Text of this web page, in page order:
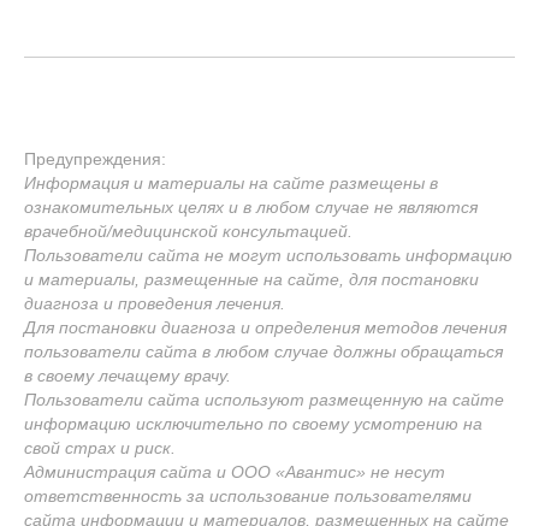
Предупреждения:
Информация и материалы на сайте размещены в
ознакомительных целях и в любом случае не являются
врачебной/медицинской консультацией.
Пользователи сайта не могут использовать информацию
и материалы, размещенные на сайте, для постановки
диагноза и проведения лечения.
Для постановки диагноза и определения методов лечения
пользователи сайта в любом случае должны обращаться
в своему лечащему врачу.
Пользователи сайта используют размещенную на сайте
информацию исключительно по своему усмотрению на
свой страх и риск.
Администрация сайта и ООО «Авантис» не несут
ответственность за использование пользователями
сайта информации и материалов, размещенных на сайте